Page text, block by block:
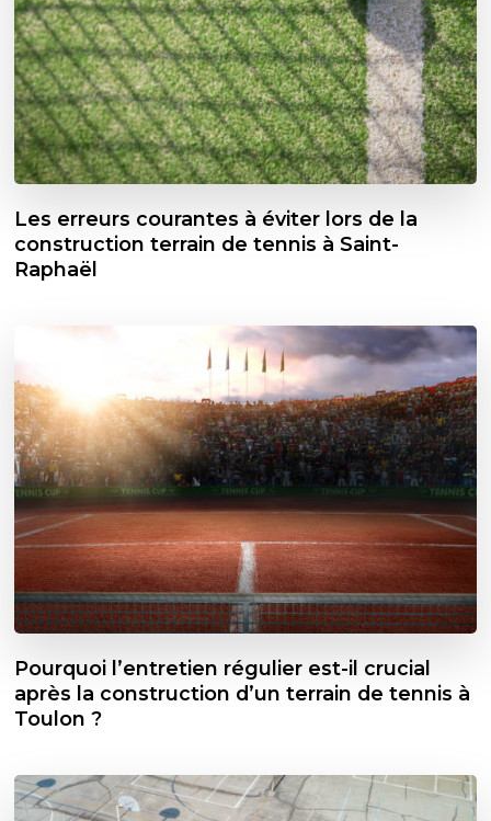
Les erreurs courantes à éviter lors de la
construction terrain de tennis à Saint-
Raphaël
Pourquoi l’entretien régulier est-il crucial
après la construction d’un terrain de tennis à
Toulon ?